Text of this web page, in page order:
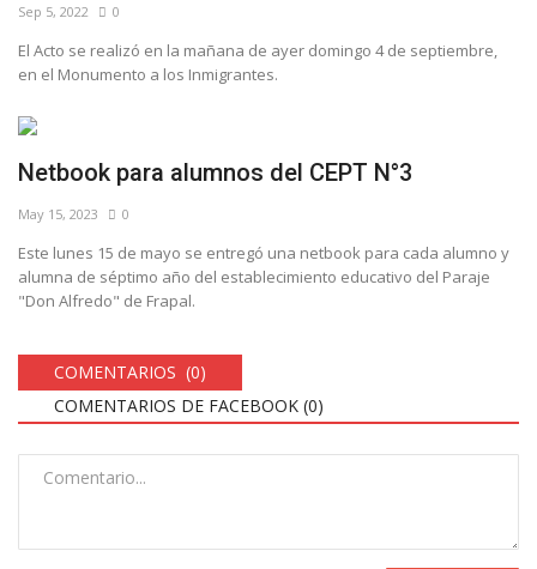
Sep 5, 2022 0
El Acto se realizó en la mañana de ayer domingo 4 de septiembre,
en el Monumento a los Inmigrantes.
Netbook para alumnos del CEPT N°3
May 15, 2023 0
Este lunes 15 de mayo se entregó una netbook para cada alumno y
alumna de séptimo año del establecimiento educativo del Paraje
"Don Alfredo" de Frapal.
COMENTARIOS (0)
COMENTARIOS DE FACEBOOK (0)